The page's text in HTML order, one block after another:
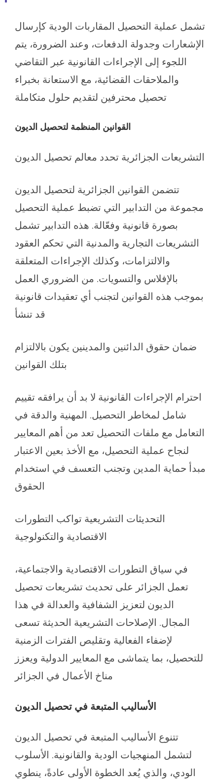
تشمل عملية التحصيل المقاربات الودية كإرسال
الإشعارات وجدولة الدفعات، وعند الضرورة، يتم
اللجوء إلى الإجراءات القانونية عبر التقاضي
والملاحقات القضائية، مع الاستعانة بخبراء
تحصيل محترفين لتقديم حلول متكاملة
القوانين المنظمة لتحصيل الديون
التشريعات الجزائرية تحدد معالم تحصيل الديون
تتضمن القوانين الجزائرية لتحصيل الديون
مجموعة من التدابير التي تضبط عملية التحصيل
بصورة قانونية وفعّالة. هذه التدابير تشمل
التشريعات التجارية والمدنية التي تحكم العقود
والالتزامات، وكذلك الإجراءات المتعلقة
بالإفلاس والتسويات. من الضروري العمل
بموجب هذه القوانين لتجنب أي تعقيدات قانونية
قد تنشأ
ضمان حقوق الدائنين والمدينين يكون بالالتزام
بتلك القوانين
احترام الإجراءات القانونية لا بد أن يرافقه تقييم
شامل لمخاطر التحصيل. المهنية والدقة في
التعامل مع ملفات التحصيل تعد من أهم المعايير
لنجاح عملية التحصيل، مع الأخذ بعين الاعتبار
مبدأ حماية المدين وتجنب التعسف في استخدام
الحقوق
التحديثات التشريعية تواكب التطورات
الاقتصادية والتكنولوجية
في سياق التطورات الاقتصادية والاجتماعية،
تعمل الجزائر على تحديث تشريعات تحصيل
الديون لتعزيز الشفافية والعدالة في هذا
المجال. الإصلاحات التشريعية الحديثة تسعى
لإضفاء الفعالية وتقليص الفترات الزمنية
للتحصيل، بما يتماشى مع المعايير الدولية ويعزز
مناخ الأعمال في الجزائر
الأساليب المتبعة في تحصيل الديون
تتنوع الأساليب المتبعة في تحصيل الديون
لتشمل المنهجيات الودية والقانونية. الأسلوب
الودي، والذي يُعد الخطوة الأولى عادةً، ينطوي